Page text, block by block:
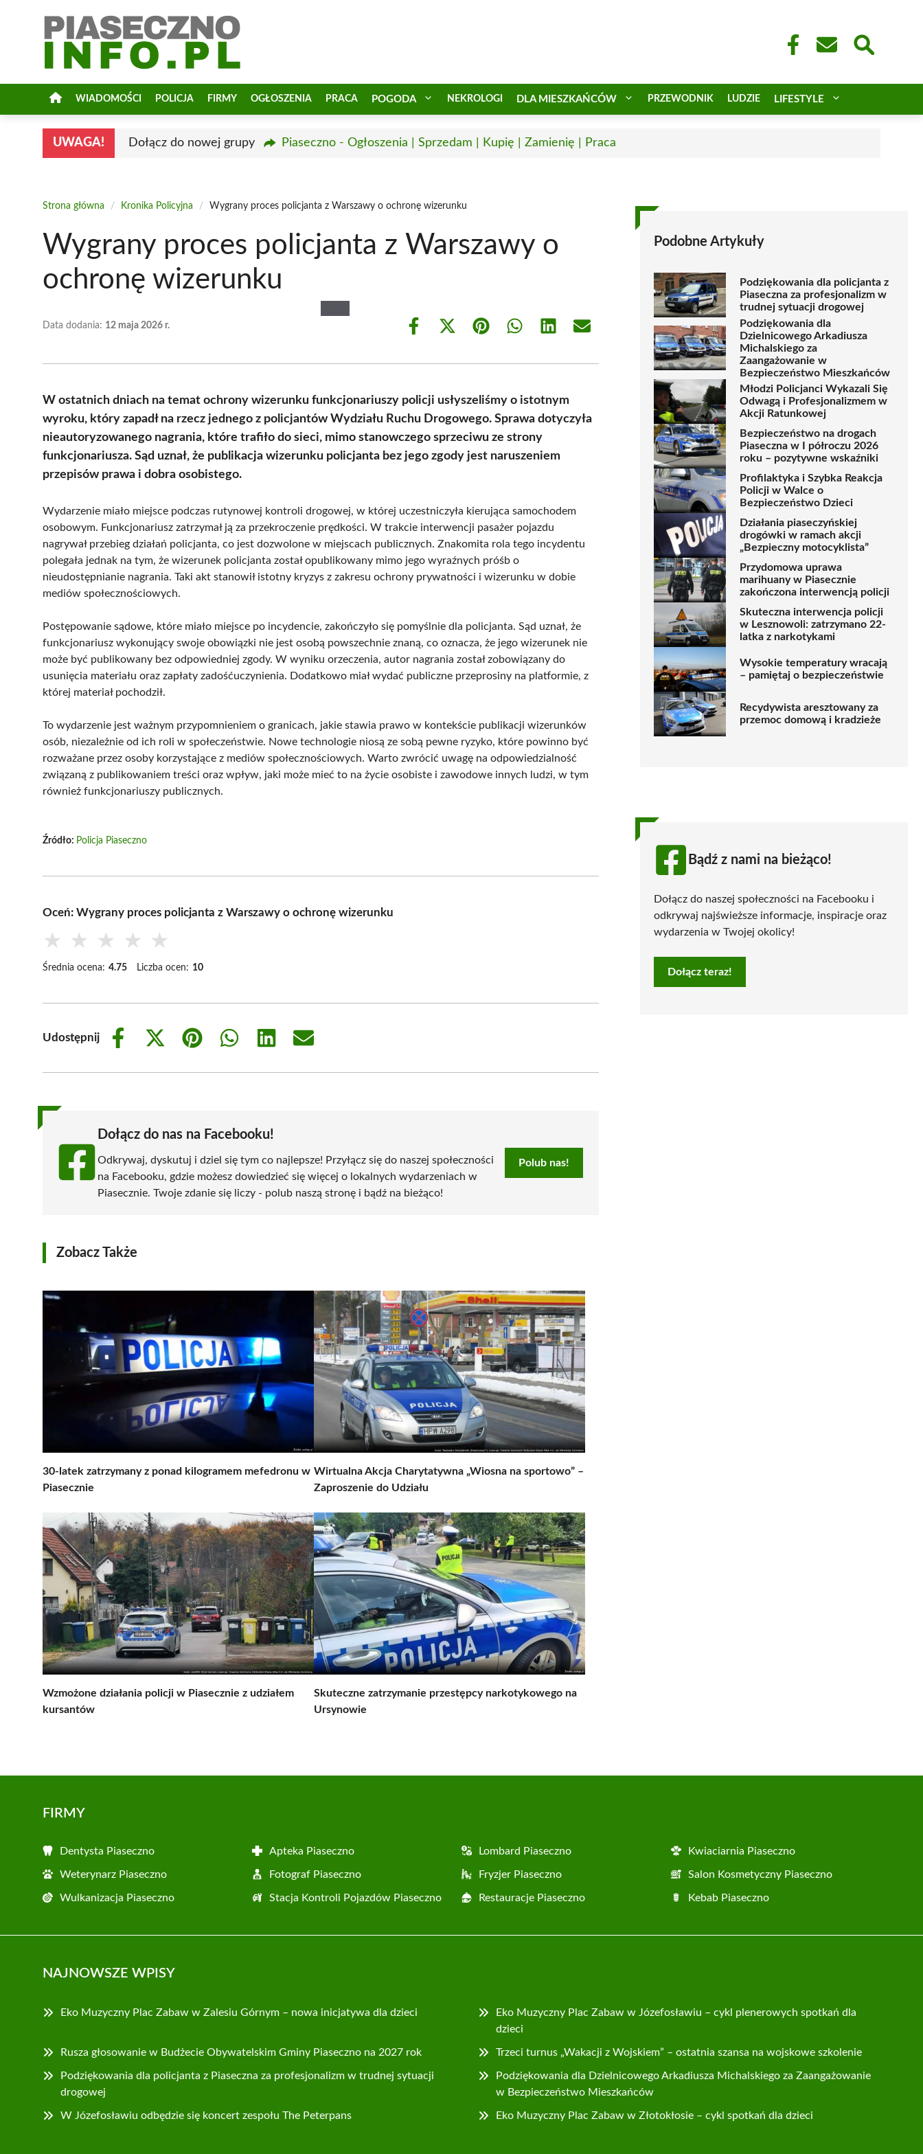
WIADOMOŚCI POLICJA FIRMY OGŁOSZENIA PRACA POGODA NEKROLOGI DLA MIESZKAŃCÓW PRZEWODNIK LUDZIE LIFESTYLE
UWAGA! Dołącz do nowej grupy Piaseczno - Ogłoszenia | Sprzedam | Kupię | Zamienię | Praca
Strona główna / Kronika Policyjna / Wygrany proces policjanta z Warszawy o ochronę wizerunku
Wygrany proces policjanta z Warszawy o
ochronę wizerunku
Data dodania: 12 maja 2026 r.
Share
Share
(Twitter)
Share Share Share Share
W ostatnich dniach na temat ochrony wizerunku funkcjonariuszy policji usłyszeliśmy o istotnym
wyroku, który zapadł na rzecz jednego z policjantów Wydziału Ruchu Drogowego. Sprawa dotyczyła
nieautoryzowanego nagrania, które trafiło do sieci, mimo stanowczego sprzeciwu ze strony
funkcjonariusza. Sąd uznał, że publikacja wizerunku policjanta bez jego zgody jest naruszeniem
przepisów prawa i dobra osobistego.
Wydarzenie miało miejsce podczas rutynowej kontroli drogowej, w której uczestniczyła kierująca samochodem
osobowym. Funkcjonariusz zatrzymał ją za przekroczenie prędkości. W trakcie interwencji pasażer pojazdu
nagrywał przebieg działań policjanta, co jest dozwolone w miejscach publicznych. Znakomita rola tego incydentu
polegała jednak na tym, że wizerunek policjanta został opublikowany mimo jego wyraźnych próśb o
nieudostępnianie nagrania. Taki akt stanowił istotny kryzys z zakresu ochrony prywatności i wizerunku w dobie
mediów społecznościowych.
Postępowanie sądowe, które miało miejsce po incydencie, zakończyło się pomyślnie dla policjanta. Sąd uznał, że
funkcjonariusz wykonujący swoje obowiązki nie jest osobą powszechnie znaną, co oznacza, że jego wizerunek nie
może być publikowany bez odpowiedniej zgody. W wyniku orzeczenia, autor nagrania został zobowiązany do
usunięcia materiału oraz zapłaty zadośćuczynienia. Dodatkowo miał wydać publiczne przeprosiny na platformie, z
której materiał pochodził.
To wydarzenie jest ważnym przypomnieniem o granicach, jakie stawia prawo w kontekście publikacji wizerunków
osób, niezależnie od ich roli w społeczeństwie. Nowe technologie niosą ze sobą pewne ryzyko, które powinno być
rozważane przez osoby korzystające z mediów społecznościowych. Warto zwrócić uwagę na odpowiedzialność
związaną z publikowaniem treści oraz wpływ, jaki może mieć to na życie osobiste i zawodowe innych ludzi, w tym
również funkcjonariuszy publicznych.
Źródło: Policja Piaseczno
Oceń: Wygrany proces policjanta z Warszawy o ochronę wizerunku
★ ★ ★ ★ ★
Średnia ocena: 4.75 Liczba ocen: 10
Udostępnij
Share
Share
(Twitter)
Share
Share
Share
Share
Dołącz do nas na Facebooku!
Odkrywaj, dyskutuj i dziel się tym co najlepsze! Przyłącz się do naszej społeczności
na Facebooku, gdzie możesz dowiedzieć się więcej o lokalnych wydarzeniach w
Piasecznie. Twoje zdanie się liczy - polub naszą stronę i bądź na bieżąco!
Polub nas!
Zobacz Także
30-latek zatrzymany z ponad kilogramem mefedronu w
Piasecznie
Wirtualna Akcja Charytatywna „Wiosna na sportowo” –
Zaproszenie do Udziału
Wzmożone działania policji w Piasecznie z udziałem
kursantów
Skuteczne zatrzymanie przestępcy narkotykowego na
Ursynowie
Podobne Artykuły
Podziękowania dla policjanta z
Piaseczna za profesjonalizm w
trudnej sytuacji drogowej
Podziękowania dla
Dzielnicowego Arkadiusza
Michalskiego za
Zaangażowanie w
Bezpieczeństwo Mieszkańców
Młodzi Policjanci Wykazali Się
Odwagą i Profesjonalizmem w
Akcji Ratunkowej
Bezpieczeństwo na drogach
Piaseczna w I półroczu 2026
roku – pozytywne wskaźniki
Profilaktyka i Szybka Reakcja
Policji w Walce o
Bezpieczeństwo Dzieci
Działania piaseczyńskiej
drogówki w ramach akcji
„Bezpieczny motocyklista”
Przydomowa uprawa
marihuany w Piasecznie
zakończona interwencją policji
Skuteczna interwencja policji
w Lesznowoli: zatrzymano 22-
latka z narkotykami
Wysokie temperatury wracają
– pamiętaj o bezpieczeństwie
Recydywista aresztowany za
przemoc domową i kradzieże
Bądź z nami na bieżąco!
Dołącz do naszej społeczności na Facebooku i
odkrywaj najświeższe informacje, inspiracje oraz
wydarzenia w Twojej okolicy!
Dołącz teraz!
FIRMY
Dentysta Piaseczno Apteka Piaseczno Lombard Piaseczno Kwiaciarnia Piaseczno
Weterynarz Piaseczno Fotograf Piaseczno Fryzjer Piaseczno Salon Kosmetyczny Piaseczno
Wulkanizacja Piaseczno Stacja Kontroli Pojazdów Piaseczno Restauracje Piaseczno Kebab Piaseczno
NAJNOWSZE WPISY
Eko Muzyczny Plac Zabaw w Zalesiu Górnym – nowa inicjatywa dla dzieci
Eko Muzyczny Plac Zabaw w Józefosławiu – cykl plenerowych spotkań dla
dzieci
Rusza głosowanie w Budżecie Obywatelskim Gminy Piaseczno na 2027 rok Trzeci turnus „Wakacji z Wojskiem” – ostatnia szansa na wojskowe szkolenie
Podziękowania dla policjanta z Piaseczna za profesjonalizm w trudnej sytuacji
drogowej
Podziękowania dla Dzielnicowego Arkadiusza Michalskiego za Zaangażowanie
w Bezpieczeństwo Mieszkańców
W Józefosławiu odbędzie się koncert zespołu The Peterpans Eko Muzyczny Plac Zabaw w Złotokłosie – cykl spotkań dla dzieci